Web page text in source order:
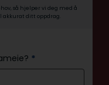
så hjelper vi deg med å
ditt oppdrag.
*